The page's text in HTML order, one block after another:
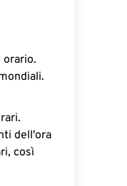
orario.
dell'ora
così